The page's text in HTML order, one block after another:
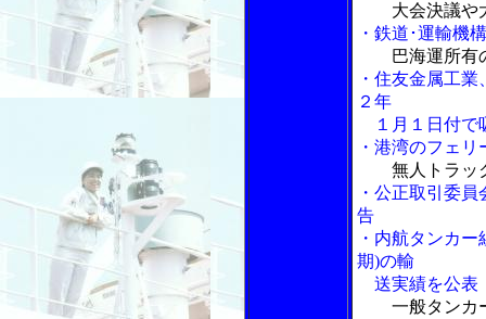
大会決議や
・鉄道･運輸機
巴海運所有
・住友金属工
２年
１月１日付で
・港湾のフェ
無人トラッ
・公正取引委
告
・内航タンカ
期)の輸
送実績を公表
一般タンカ